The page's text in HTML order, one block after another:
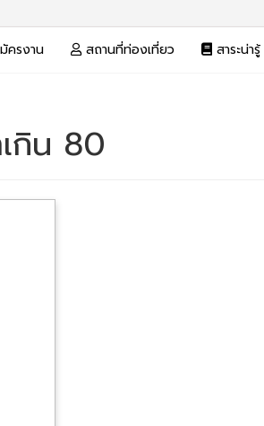
ครงาน สถานที่ท่องเที่ยว สาระน่ารู้
กิน 80